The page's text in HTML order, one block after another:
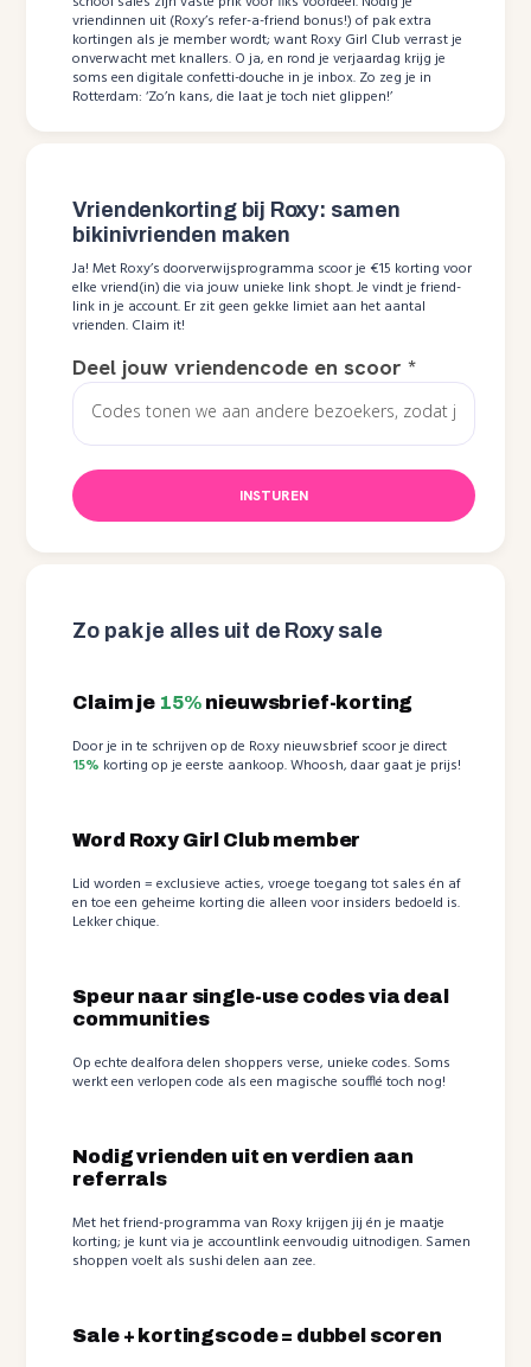
vriendinnen uit (Roxy’s refer-a-friend bonus!) of pak extra
kortingen als je member wordt; want Roxy Girl Club verrast je
onverwacht met knallers. O ja, en rond je verjaardag krijg je
soms een digitale confetti-douche in je inbox. Zo zeg je in
Rotterdam: ‘Zo’n kans, die laat je toch niet glippen!’
Vriendenkorting bij Roxy: samen
bikinivrienden maken
Ja! Met Roxy’s doorverwijsprogramma scoor je €15 korting voor
elke vriend(in) die via jouw unieke link shopt. Je vindt je friend-
link in je account. Er zit geen gekke limiet aan het aantal
vrienden. Claim it!
Deel jouw vriendencode en scoor*
INSTUREN
Zo pak je alles uit de Roxy sale
Claim je 15% nieuwsbrief-korting
Door je in te schrijven op de Roxy nieuwsbrief scoor je direct
15% korting op je eerste aankoop. Whoosh, daar gaat je prijs!
Word Roxy Girl Club member
Lid worden = exclusieve acties, vroege toegang tot sales én af
en toe een geheime korting die alleen voor insiders bedoeld is.
Lekker chique.
Speur naar single-use codes via deal
communities
Op echte dealfora delen shoppers verse, unieke codes. Soms
werkt een verlopen code als een magische soufflé toch nog!
Nodig vrienden uit en verdien aan
referrals
Met het friend-programma van Roxy krijgen jij én je maatje
korting; je kunt via je accountlink eenvoudig uitnodigen. Samen
shoppen voelt als sushi delen aan zee.
Sale + kortingscode = dubbel scoren